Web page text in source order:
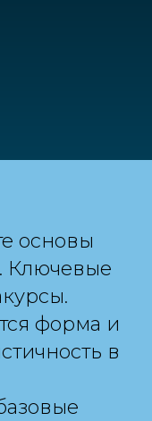
основы
Ключевые
форма и
в